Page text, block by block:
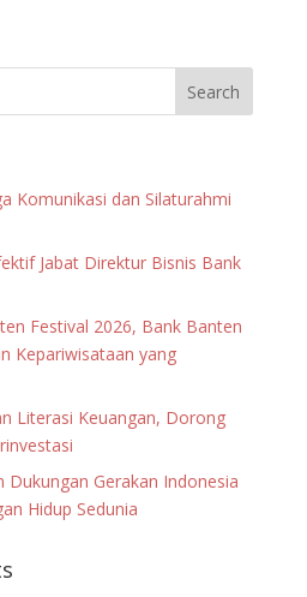
Komunikasi dan Silaturahmi
Jabat Direktur Bisnis Bank
Festival 2026, Bank Banten
Kepariwisataan yang
Literasi Keuangan, Dorong
Dukungan Gerakan Indonesia
Hidup Sedunia